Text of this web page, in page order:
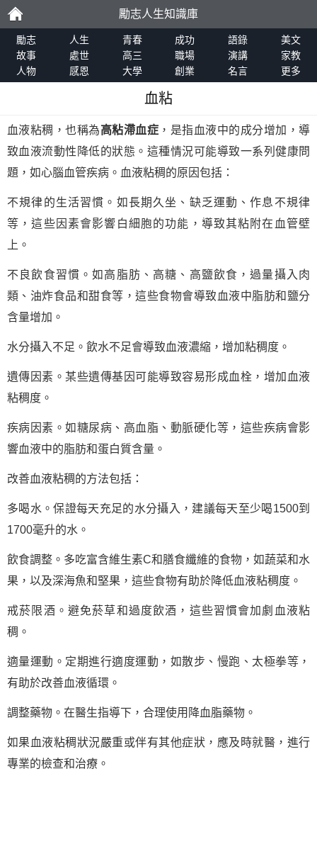
勵
志
勵志人生知識庫
勵志 人生 青春 成功 語錄
美文
故事
處世 高三 職場 演講
家教
人物
感恩 大學 創業 名言 更多
血粘
血液粘稠，也稱為高粘滯血症 ，是指血液中的成分增加，導
致血液流動性降低的狀態。這種情況可能導致一系列健康問
題，如心腦血管疾病。血液粘稠的原因包括：
不規律的生活習慣。如長期久坐、缺乏運動、作息不規律
等，這些因素會影響白細胞的功能，導致其粘附在血管壁
上。
不良飲食習慣。如高脂肪、高糖、高鹽飲食，過量攝入肉
類、油炸食品和甜食等，這些食物會導致血液中脂肪和鹽分
含量增加。
水分攝入不足。飲水不足會導致血液濃縮，增加粘稠度。
遺傳因素。某些遺傳基因可能導致容易形成血栓，增加血液
粘稠度。
疾病因素。如糖尿病、高血脂、動脈硬化等，這些疾病會影
響血液中的脂肪和蛋白質含量。
改善血液粘稠的方法包括：
多喝水。保證每天充足的水分攝入，建議每天至少喝1500到
1700毫升的水。
飲食調整。多吃富含維生素C和膳食纖維的食物，如蔬菜和水
果，以及深海魚和堅果，這些食物有助於降低血液粘稠度。
戒菸限酒。避免菸草和過度飲酒，這些習慣會加劇血液粘
稠。
適量運動。定期進行適度運動，如散步、慢跑、太極拳等，
有助於改善血液循環。
調整藥物。在醫生指導下，合理使用降血脂藥物。
如果血液粘稠狀況嚴重或伴有其他症狀，應及時就醫，進行
專業的檢查和治療。